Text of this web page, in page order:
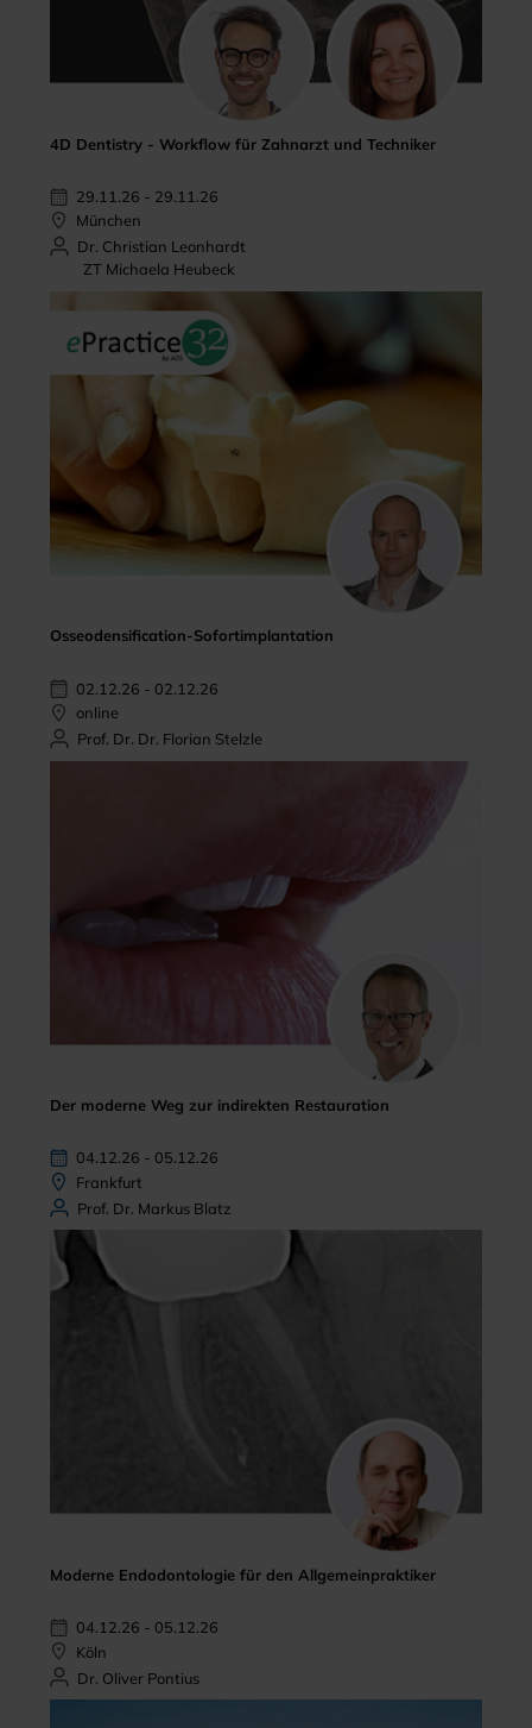
4D Dentistry - Workflow für Zahnarzt und Techniker
29.11.26 - 29.11.26
München
Dr. Christian Leonhardt
ZT Michaela Heubeck
Osseodensification-Sofortimplantation
02.12.26 - 02.12.26
online
Prof. Dr. Dr. Florian Stelzle
Der moderne Weg zur indirekten Restauration
04.12.26 - 05.12.26
Frankfurt
Prof. Dr. Markus Blatz
Moderne Endodontologie für den Allgemeinpraktiker
04.12.26 - 05.12.26
Köln
Dr. Oliver Pontius